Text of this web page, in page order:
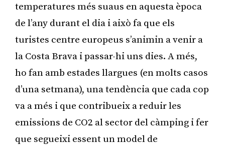
temperatures més suaus en aquesta època
de l’any durant el dia i això fa que els
turistes centre europeus s’animin a venir a
la Costa Brava i passar-hi uns dies. A més,
ho fan amb estades llargues (en molts casos
d’una setmana), una tendència que cada cop
va a més i que contribueix a reduir les
emissions de CO2 al sector del càmping i fer
que segueixi essent un model de